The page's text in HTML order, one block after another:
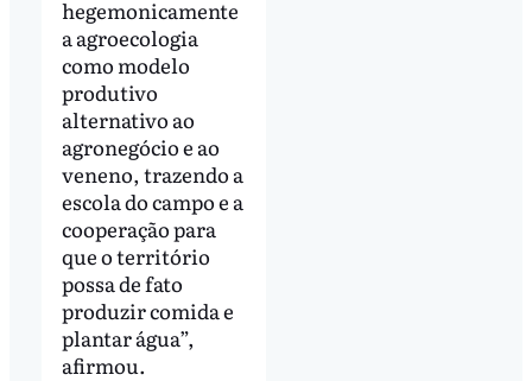
hegemonicamente
a agroecologia
como modelo
produtivo
alternativo ao
agronegócio e ao
veneno, trazendo a
escola do campo e a
cooperação para
que o território
possa de fato
produzir comida e
plantar água”,
afirmou.